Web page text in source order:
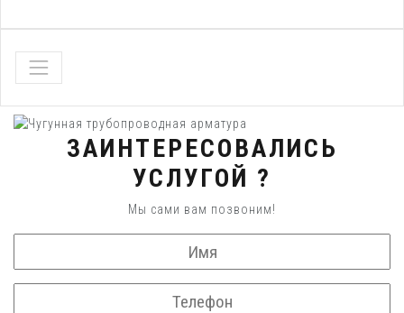
ЗАИНТЕРЕСОВАЛИСЬ
УСЛУГОЙ ?
Мы сами вам позвоним!